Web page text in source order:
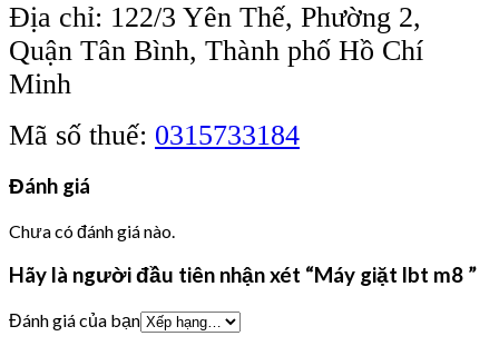
Địa chỉ: 122/3 Yên Thế, Phường 2,
Quận Tân Bình, Thành phố Hồ Chí
Minh
Mã số thuế: 0315733184
Đánh giá
Chưa có đánh giá nào.
Hãy là người đầu tiên nhận xét “Máy giặt lbt m8 ”
Đánh giá của bạn